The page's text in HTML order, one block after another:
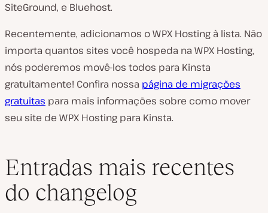
SiteGround, e Bluehost.
Recentemente, adicionamos o WPX Hosting à lista. Não
importa quantos sites você hospeda na WPX Hosting,
nós poderemos movê-los todos para Kinsta
gratuitamente! Confira nossa página de migrações
gratuitas para mais informações sobre como mover
seu site de WPX Hosting para Kinsta.
Entradas mais recentes
do changelog